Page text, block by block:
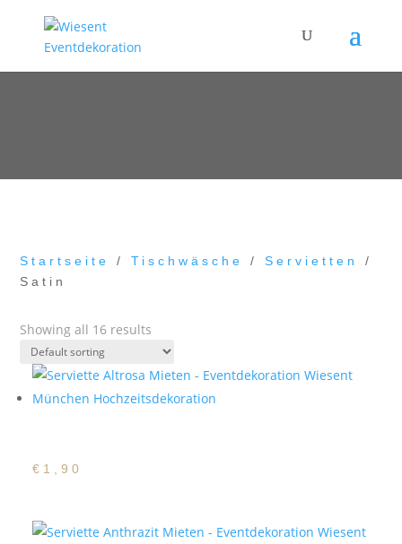
Startseite /Tischwäsche /Servietten
/
Satin
Showing all 16 results
€ 1,90